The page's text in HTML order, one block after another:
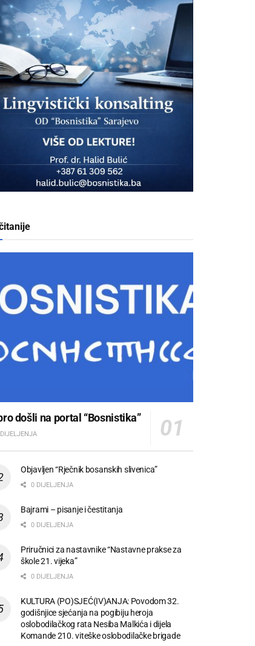
došli na portal “Bosnistika”
Objavljen “Rječnik bosanskih slivenica”
0 DIJELJENJA
Bajrami – pisanje i čestitanja
0 DIJELJENJA
Priručnici za nastavnike “Nastavne prakse za
škole 21. vijeka”
0 DIJELJENJA
KULTURA (PO)SJEĆ(IV)ANJA: Povodom 32.
godišnjice sjećanja na pogibiju heroja
oslobodilačkog rata Nesiba Malkića i dijela
Komande 210. viteške oslobodilačke brigade